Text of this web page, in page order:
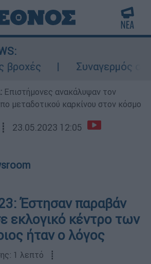
Συναγερμός στον
Επιστήμονες ανακάλυψαν τον
μεταδοτικού καρκίνου στον κόσμο
┋ 23.05.2023 12:05
Έστησαν παραβάν
εκλογικό κέντρο των
ήταν ο λόγος
1 λεπτό ┋